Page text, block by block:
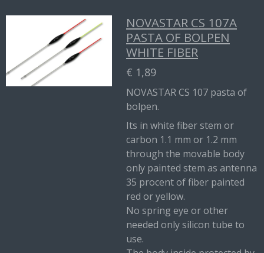
NOVASTAR CS 107A
PASTA OF BOLPEN
WHITE FIBER
€ 1,89
NOVASTAR CS 107 pasta of
bolpen.
Its in white fiber stem or
carbon 1.1 mm or 1.2 mm
through the movable body
only painted stem as antenna
35 procent of fiber painted
red or yellow.
No spring eye or other
needed only silicon tube to
use.